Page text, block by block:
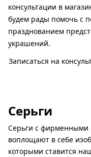
консультации в
будем рады помочь с
празднованием
украшений.
Записаться на
Серьги
Серьги с фирменными
воплощают в себе
которыми ставится